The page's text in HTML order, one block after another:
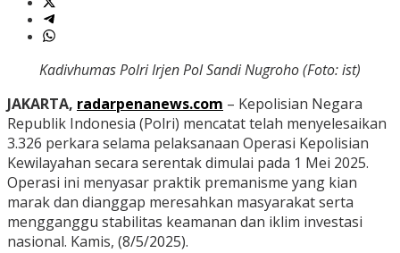
Kadivhumas Polri Irjen Pol Sandi Nugroho (Foto: ist)
JAKARTA, radarpenanews.com – Kepolisian Negara
Republik Indonesia (Polri) mencatat telah menyelesaikan
3.326 perkara selama pelaksanaan Operasi Kepolisian
Kewilayahan secara serentak dimulai pada 1 Mei 2025.
Operasi ini menyasar praktik premanisme yang kian
marak dan dianggap meresahkan masyarakat serta
mengganggu stabilitas keamanan dan iklim investasi
nasional. Kamis, (8/5/2025).